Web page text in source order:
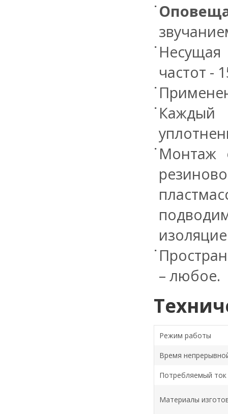
Несущая
частот -
Монтаж
– любое.
Режим работы
Время
Потребляемый ток
Материалы